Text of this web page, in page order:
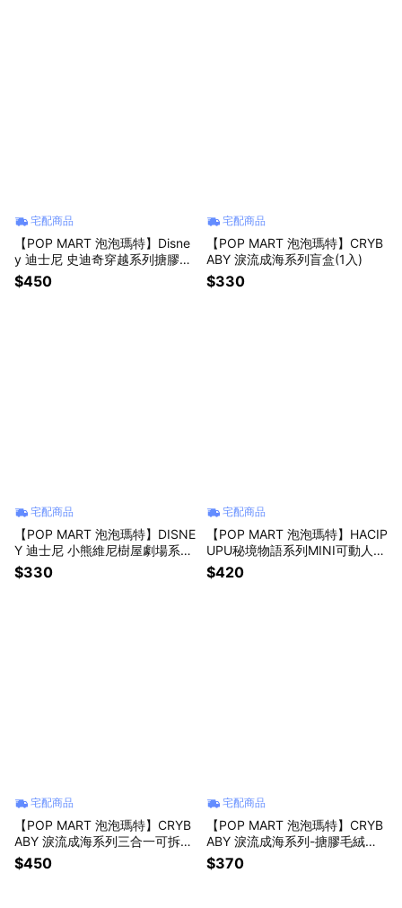
宅配商品
【POP MART 泡泡瑪特】Disne
y 迪士尼 史迪奇穿越系列搪膠毛
絨掛件(1入)
$450
宅配商品
【POP MART 泡泡瑪特】CRYB
ABY 淚流成海系列盲盒(1入)
$330
宅配商品
【POP MART 泡泡瑪特】DISNE
Y 迪士尼 小熊維尼樹屋劇場系列
盲盒(1入)
$330
宅配商品
【POP MART 泡泡瑪特】HACIP
UPU秘境物語系列MINI可動人偶
盲盒(1入)
$420
宅配商品
【POP MART 泡泡瑪特】CRYB
ABY 淚流成海系列三合一可拆卸
掛繩盲盒(1入)
$450
宅配商品
【POP MART 泡泡瑪特】CRYB
ABY 淚流成海系列-搪膠毛絨掛
件盲盒(1入)
$370